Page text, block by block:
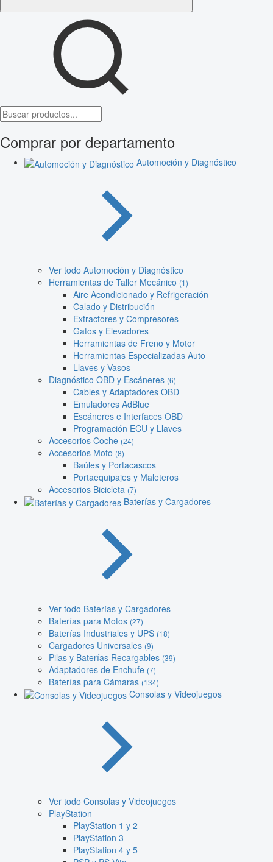
Comprar por departamento
Automoción y Diagnóstico
Ver todo Automoción y Diagnóstico
Herramientas de Taller Mecánico (1)
Aire Acondicionado y Refrigeración
Calado y Distribución
Extractores y Compresores
Gatos y Elevadores
Herramientas de Freno y Motor
Herramientas Especializadas Auto
Llaves y Vasos
Diagnóstico OBD y Escáneres (6)
Cables y Adaptadores OBD
Emuladores AdBlue
Escáneres e Interfaces OBD
Programación ECU y Llaves
Accesorios Coche (24)
Accesorios Moto (8)
Baúles y Portacascos
Portaequipajes y Maleteros
Accesorios Bicicleta (7)
Baterías y Cargadores
Ver todo Baterías y Cargadores
Baterías para Motos (27)
Baterías Industriales y UPS (18)
Cargadores Universales (9)
Pilas y Baterías Recargables (39)
Adaptadores de Enchufe (7)
Baterías para Cámaras (134)
Consolas y Videojuegos
Ver todo Consolas y Videojuegos
PlayStation
PlayStation 1 y 2
PlayStation 3
PlayStation 4 y 5